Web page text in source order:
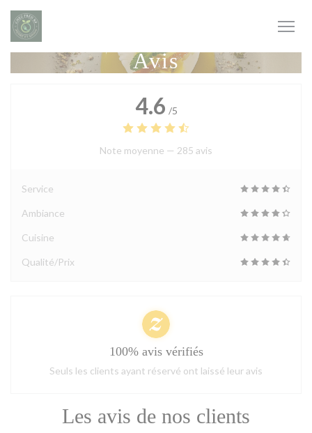
Personnalisation de vos choix en matière de cookies
Avis
Les avis de nos clients
4.6 /5
Note moyenne — 285 avis
Service
Ambiance
Cuisine
Qualité/Prix
100% avis vérifiés
Seuls les clients ayant réservé ont laissé leur avis